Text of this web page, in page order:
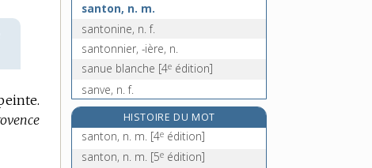
santon, n. m.
santonine, n. f.
santonnier, -ière, n.
sanue blanche [4e édition]
sanve, n. f.
saoudien, -ienne, adj.
saoul, saoule, adj.
saoulant, -ante, adj.
HISTOIRE DU MOT
santon, n. m. [4e édition]
santon, n. m. [5e édition]